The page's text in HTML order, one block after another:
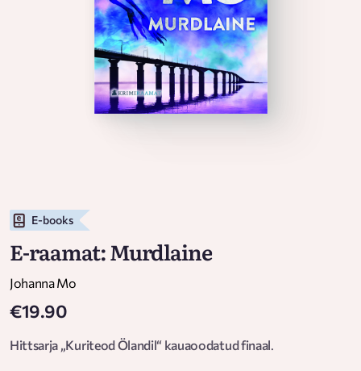
E-books
E-raamat: Murdlaine
Johanna Mo
€19.90
Hittsarja „Kuriteod Ölandil“ kauaoodatud finaal.